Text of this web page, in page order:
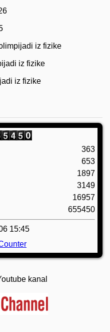
iz fizike
iz fizike
iz fizike
363
653
1897
3149
16957
655450
15:45
kanal